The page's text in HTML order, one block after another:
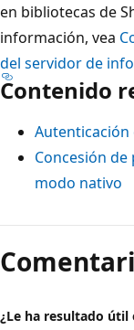
en bibliotecas de
información, vea
del servidor de
Contenido
Concesión
modo nativo
¿Le ha resultado útil